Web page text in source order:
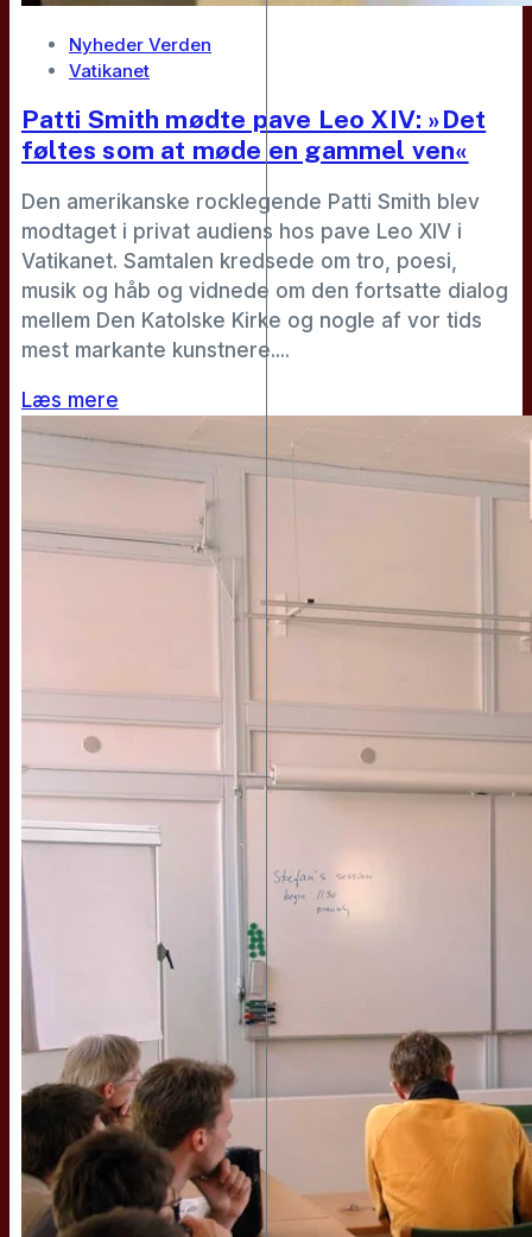
Nyheder Verden
Vatikanet
Patti Smith mødte pave Leo XIV: »Det
føltes som at møde en gammel ven«
Den amerikanske rocklegende Patti Smith blev
modtaget i privat audiens hos pave Leo XIV i
Vatikanet. Samtalen kredsede om tro, poesi,
musik og håb og vidnede om den fortsatte dialog
mellem Den Katolske Kirke og nogle af vor tids
mest markante kunstnere....
Læs mere